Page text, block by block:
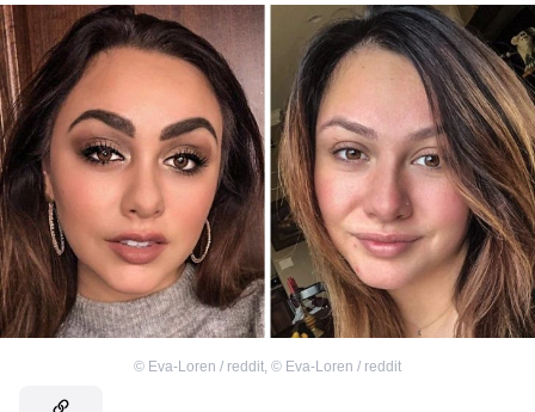
© Eva-Loren / reddit, © Eva-Loren / reddit